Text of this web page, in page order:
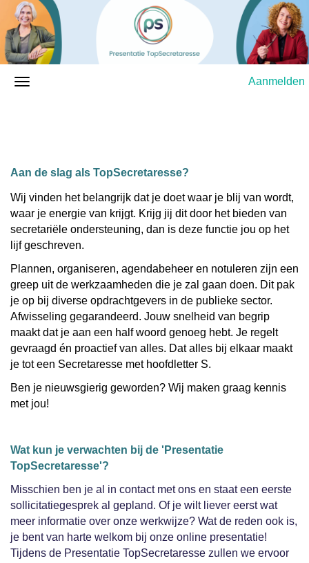
Aanmelden
Aan de slag als TopSecretaresse?
Wij vinden het belangrijk dat je doet waar je blij van wordt,
waar je energie van krijgt. Krijg jij dit door het bieden van
secretariële ondersteuning, dan is deze functie jou op het
lijf geschreven.
Plannen, organiseren, agendabeheer en notuleren zijn een
greep uit de werkzaamheden die je zal gaan doen. Dit pak
je op bij diverse opdrachtgevers in de publieke sector.
Afwisseling gegarandeerd. Jouw snelheid van begrip
maakt dat je aan een half woord genoeg hebt. Je regelt
gevraagd én proactief van alles. Dat alles bij elkaar maakt
je tot een Secretaresse met hoofdletter S.
Ben je nieuwsgierig geworden? Wij maken graag kennis
met jou!
Wat kun je verwachten bij de 'Presentatie
TopSecretaresse'?
Misschien ben je al in contact met ons en staat een eerste
sollicitatiegesprek al gepland. Of je wilt liever eerst wat
meer informatie over onze werkwijze? Wat de reden ook is,
je bent van harte welkom bij onze online presentatie!
Tijdens de Presentatie TopSecretaresse zullen we ervoor